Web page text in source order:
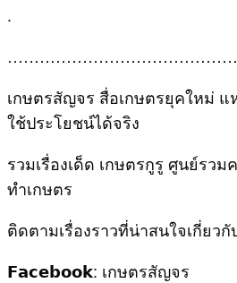
.
เกษตรสัญจร สื่อเกษตรยุคใหม่
ใช้ประโยชน์ได้จริง
รวมเรื่องเด็ด เกษตรกูรู ศูนย์รว
ทำเกษตร
ติดตามเรื่องราวที่น่าสนใจเกี่ยว
𝗙𝗮𝗰𝗲𝗯𝗼𝗼𝗸: เกษตรสัญจร